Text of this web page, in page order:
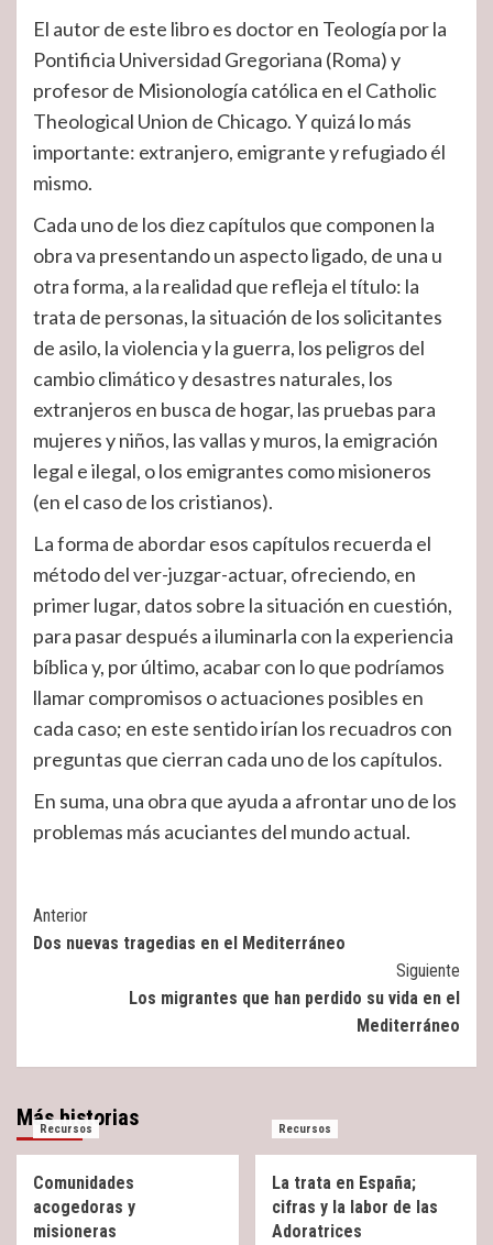
El autor de este libro es doctor en Teología por la
Pontificia Universidad Gregoriana (Roma) y
profesor de Misionología católica en el Catholic
Theological Union de Chicago. Y quizá lo más
importante: extranjero, emigrante y refugiado él
mismo.
Cada uno de los diez capítulos que componen la
obra va presentando un aspecto ligado, de una u
otra forma, a la realidad que refleja el título: la
trata de personas, la situación de los solicitantes
de asilo, la violencia y la guerra, los peligros del
cambio climático y desastres naturales, los
extranjeros en busca de hogar, las pruebas para
mujeres y niños, las vallas y muros, la emigración
legal e ilegal, o los emigrantes como misioneros
(en el caso de los cristianos).
La forma de abordar esos capítulos recuerda el
método del ver-juzgar-actuar, ofreciendo, en
primer lugar, datos sobre la situación en cuestión,
para pasar después a iluminarla con la experiencia
bíblica y, por último, acabar con lo que podríamos
llamar compromisos o actuaciones posibles en
cada caso; en este sentido irían los recuadros con
preguntas que cierran cada uno de los capítulos.
En suma, una obra que ayuda a afrontar uno de los
problemas más acuciantes del mundo actual.
Post
Navigation
Anterior
Dos nuevas tragedias en el Mediterráneo
Siguiente
Los migrantes que han perdido su vida en el
Mediterráneo
Más historias
Recursos
Comunidades
acogedoras y
misioneras
Recursos
La trata en España;
cifras y la labor de las
Adoratrices